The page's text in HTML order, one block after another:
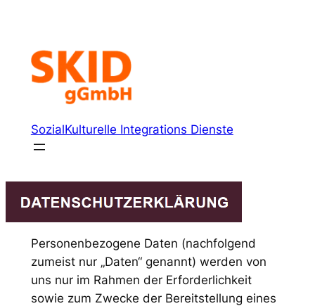
springen
SozialKulturelle Integrations Dienste
Personenbezogene Daten (nachfolgend
zumeist nur „Daten“ genannt) werden von
uns nur im Rahmen der Erforderlichkeit
sowie zum Zwecke der Bereitstellung eines